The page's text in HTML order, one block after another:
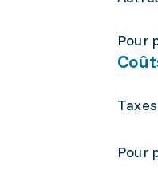
Pour
Pour